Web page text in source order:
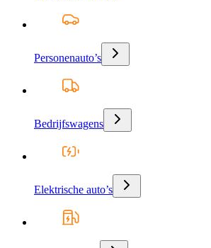
Personenauto’s
Bedrijfswagens
Elektrische auto’s